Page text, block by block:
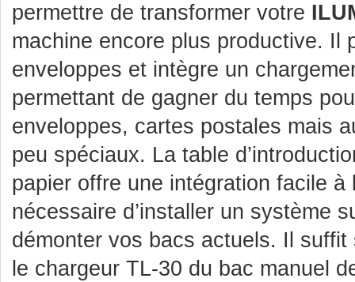
permettre de transformer votre
machine encore plus productive. Il
enveloppes et intègre un
permettant de gagner du temps
enveloppes, cartes postales mais
peu spéciaux. La table
papier offre une intégration facile à
nécessaire d’installer un système
démonter vos bacs actuels. Il suffit
le chargeur TL-30 du bac manuel